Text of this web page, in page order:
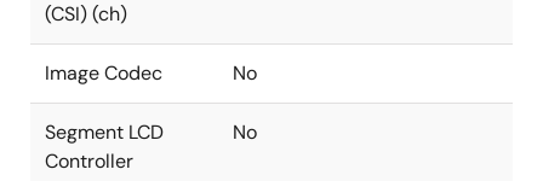
(CSI) (ch)
Image Codec No
Segment LCD
Controller
No